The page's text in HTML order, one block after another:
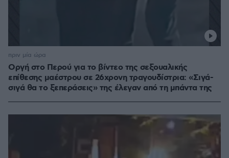
Οργή στο Περού για το βίντεο της σεξουαλικής
επίθεσης μαέστρου σε 26χρονη τραγουδίστρια: «Σιγά-
σιγά θα το ξεπεράσεις» της έλεγαν από τη μπάντα της
πριν μία ώρα